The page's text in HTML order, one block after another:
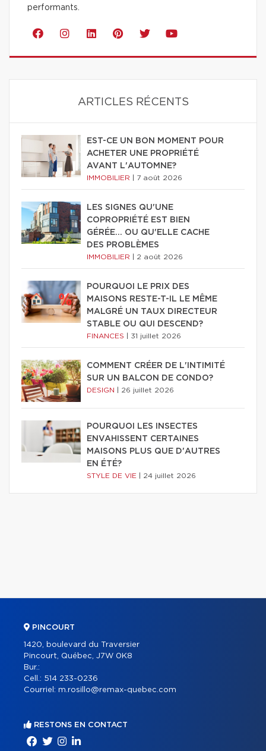
performants.
ARTICLES RÉCENTS
EST-CE UN BON MOMENT POUR
ACHETER UNE PROPRIÉTÉ
AVANT L'AUTOMNE?
IMMOBILIER 7 août 2026
LES SIGNES QU'UNE
COPROPRIÉTÉ EST BIEN
GÉRÉE… OU QU'ELLE CACHE
DES PROBLÈMES
IMMOBILIER 2 août 2026
POURQUOI LE PRIX DES
MAISONS RESTE-T-IL LE MÊME
MALGRÉ UN TAUX DIRECTEUR
STABLE OU QUI DESCEND?
FINANCES 31 juillet 2026
COMMENT CRÉER DE L'INTIMITÉ
SUR UN BALCON DE CONDO?
DESIGN 26 juillet 2026
POURQUOI LES INSECTES
ENVAHISSENT CERTAINES
MAISONS PLUS QUE D'AUTRES
EN ÉTÉ?
STYLE DE VIE 24 juillet 2026
PINCOURT
1420, boulevard du Traversier
Pincourt, Québec, J7W 0K8
Bur.:
Cell.: 514 233-0236
Courriel: m.rosillo@remax-quebec.com
RESTONS EN CONTACT